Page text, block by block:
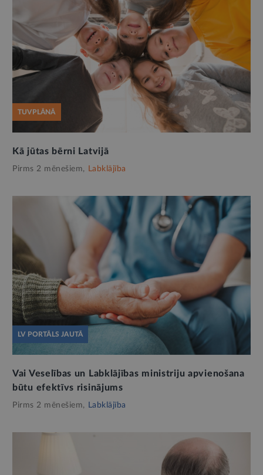
TUVPLĀNĀ
Kā jūtas bērni Latvijā
Pirms 2 mēnešiem, Labklājība
LV PORTĀLS JAUTĀ
Vai Veselības un Labklājības ministriju apvienošana
būtu efektīvs risinājums
Pirms 2 mēnešiem, Labklājība